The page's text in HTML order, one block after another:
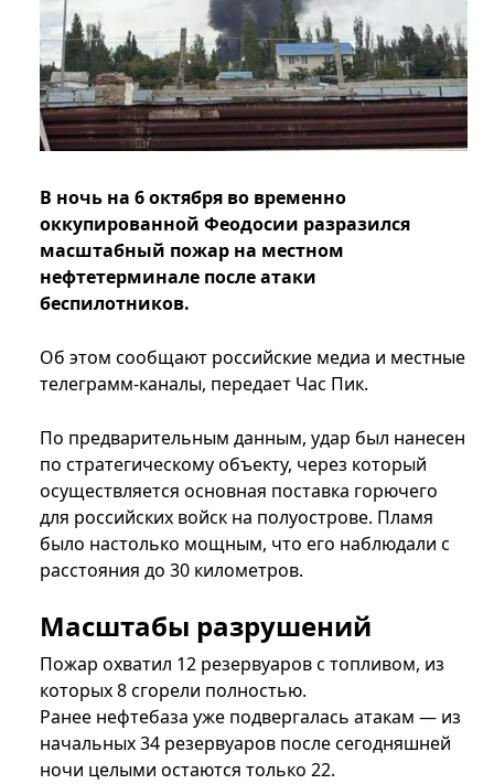
В ночь на 6 октября во временно
оккупированной Феодосии разразился
масштабный пожар на местном
нефтетерминале после атаки
беспилотников.
Об этом сообщают российские медиа и местные
телеграмм-каналы, передает Час Пик.
По предварительным данным, удар был нанесен
по стратегическому объекту, через который
осуществляется основная поставка горючего
для российских войск на полуострове. Пламя
было настолько мощным, что его наблюдали с
расстояния до 30 километров.
Масштабы разрушений
Пожар охватил 12 резервуаров с топливом, из
которых 8 сгорели полностью.
Ранее нефтебаза уже подвергалась атакам — из
начальных 34 резервуаров после сегодняшней
ночи целыми остаются только 22.